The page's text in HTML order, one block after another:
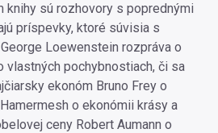
knihy sú rozhovory s poprednými
príspevky, ktoré súvisia s
Loewenstein rozpráva o
pochybnostiach, či sa
ekonóm Bruno Frey o
o ekonómii krásy a
ceny Robert Aumann o